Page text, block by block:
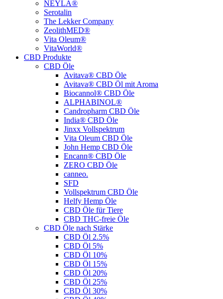
NEYLA®
Serotalin
The Lekker Company
ZeolithMED®
Vita Oleum®
VitaWorld®
CBD Produkte
CBD Öle
Avitava® CBD Öle
Avitava® CBD Öl mit Aroma
Biocannol® CBD Öle
ALPHABINOL®
Candropharm CBD Öle
India® CBD Öle
Jinxx Vollspektrum
Vita Oleum CBD Öle
John Hemp CBD Öle
Encann® CBD Öle
ZERO CBD Öle
canneo.
SFD
Vollspektrum CBD Öle
Helfy Hemp Öle
CBD Öle für Tiere
CBD THC-freie Öle
CBD Öle nach Stärke
CBD Öl 2.5%
CBD Öl 5%
CBD Öl 10%
CBD Öl 15%
CBD Öl 20%
CBD Öl 25%
CBD Öl 30%